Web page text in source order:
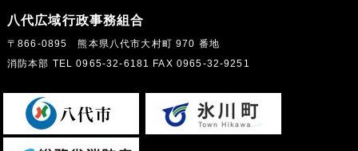
八代広域行政事務組合
〒866-0895 熊本県八代市大村町 970 番地
消防本部 TEL 0965-32-6181 FAX 0965-32-9251